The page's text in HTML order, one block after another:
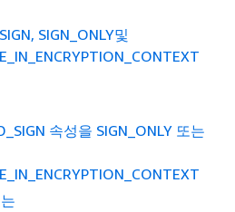
SIGN_ONLY및
속성을 SIGN_ONLY 또는